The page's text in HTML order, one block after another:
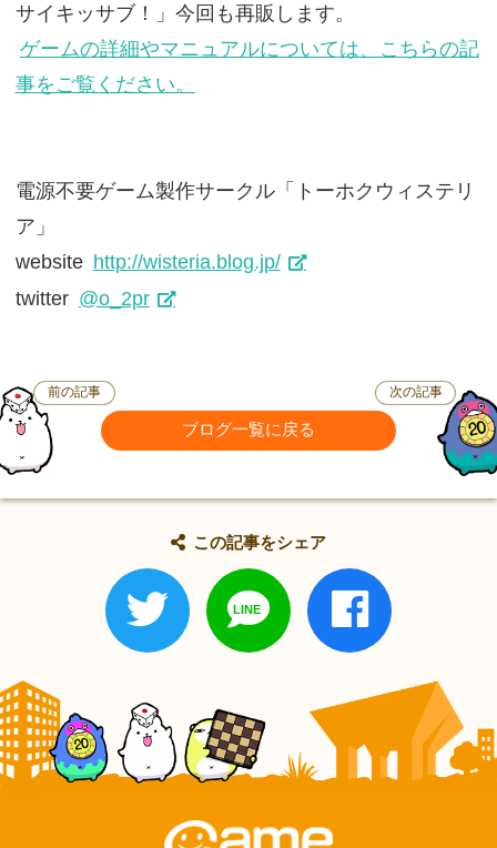
サイキッサブ！」今回も再販します。
ゲームの詳細やマニュアルについては、こちらの記
事をご覧ください。
電源不要ゲーム製作サークル「トーホクウィステリ
ア」
website http://wisteria.blog.jp/
twitter @o_2pr
前の記事
ブログ一覧に戻る
次の記事
この記事をシェア